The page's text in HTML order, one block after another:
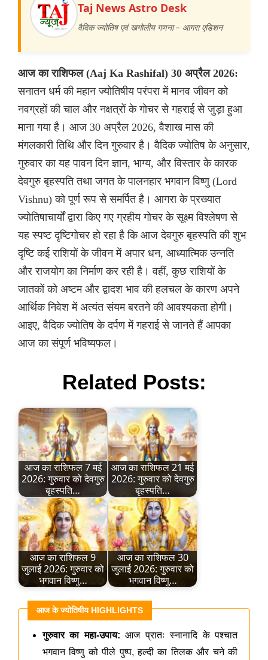
Taj News Astro Desk
वैदिक ज्योतिष एवं खगोलीय गणना – आगरा एडिशन
आज का राशिफल (Aaj Ka Rashifal) 30 अप्रैल 2026:
सनातन धर्म की महान ज्योतिषीय परंपरा में मानव जीवन को
नवग्रहों की चाल और नक्षत्रों के गोचर से गहराई से जुड़ा हुआ
माना गया है। आज 30 अप्रैल 2026, वैशाख मास की
मंगलकारी तिथि और दिन गुरुवार है। वैदिक ज्योतिष के अनुसार,
गुरुवार का यह पावन दिन ज्ञान, भाग्य, और विस्तार के कारक
देवगुरु बृहस्पति तथा जगत के पालनहार भगवान विष्णु (Lord
Vishnu) को पूर्ण रूप से समर्पित है। आगरा के प्रख्यात
ज्योतिषाचार्यों द्वारा किए गए ग्रहीय गोचर के सूक्ष्म विश्लेषण से
यह स्पष्ट दृष्टिगोचर हो रहा है कि आज देवगुरु बृहस्पति की शुभ
दृष्टि कई राशियों के जीवन में अपार धन, आध्यात्मिक उन्नति
और राजयोग का निर्माण कर रही है। वहीं, कुछ राशियों के
जातकों को अष्टम और द्वादश भाव की हलचल के कारण अपने
आर्थिक निवेश में अत्यंत संयम बरतने की आवश्यकता होगी।
आइए, वैदिक ज्योतिष के दर्पण में गहराई से जानते हैं आपका
आज का संपूर्ण भविष्यफल।
Related Posts:
आज का राशिफल 7 मई
2026: गुरुवार को देवगुरु
बृहस्पति…
आज का राशिफल 21 मई
2026: गुरुवार को देवगुरु
बृहस्पति…
आज का राशिफल 9
जुलाई 2026: गुरुवार को
भगवान विष्णु…
आज का राशिफल 30
जुलाई 2026: गुरुवार को
भगवान विष्णु…
आज के ज्योतिषीय HIGHLIGHTS
गुरुवार का महा-उपाय: आज प्रातः स्नानादि के पश्चात
भगवान विष्णु को पीले पुष्प, हल्दी का तिलक और चने की